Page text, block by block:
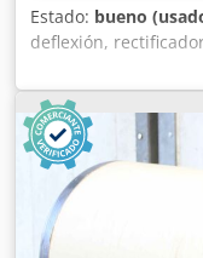
Estado: bueno
deflexión,
rectificadora de
rodillos de
transportadora,
apoyo -Fabricante:
rectificado, ancho
-Agujero: Ø 65 x
disponibles -Precio:
mm -Peso: 39,3 kg/